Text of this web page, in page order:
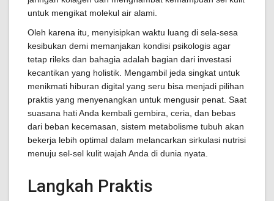
untuk mengikat molekul air alami.
Oleh karena itu, menyisipkan waktu luang di sela-sesa
kesibukan demi memanjakan kondisi psikologis agar
tetap rileks dan bahagia adalah bagian dari investasi
kecantikan yang holistik. Mengambil jeda singkat untuk
menikmati hiburan digital yang seru bisa menjadi pilihan
praktis yang menyenangkan untuk mengusir penat. Saat
suasana hati Anda kembali gembira, ceria, dan bebas
dari beban kecemasan, sistem metabolisme tubuh akan
bekerja lebih optimal dalam melancarkan sirkulasi nutrisi
menuju sel-sel kulit wajah Anda di dunia nyata.
Langkah Praktis